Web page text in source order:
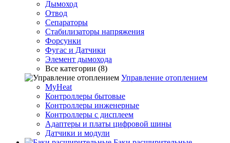
Дымоход
Отвод
Сепараторы
Стабилизаторы напряжения
Форсунки
Фугас и Датчики
Элемент дымохода
Все категории (8)
Управление отоплением
MyHeat
Контроллеры бытовые
Контроллеры инженерные
Контроллеры с дисплеем
Адаптеры и платы цифровой шины
Датчики и модули